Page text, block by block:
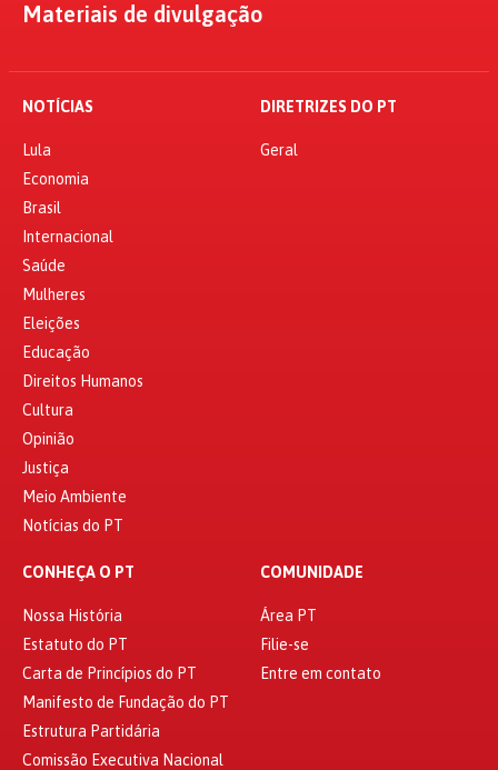
Materiais de divulgação
NOTÍCIAS
Lula
Economia
Brasil
Internacional
Saúde
Mulheres
Eleições
Educação
Direitos Humanos
Cultura
Opinião
Justiça
Meio Ambiente
Notícias do PT
DIRETRIZES DO PT
Geral
CONHEÇA O PT
Nossa História
Estatuto do PT
Carta de Princípios do PT
Manifesto de Fundação do PT
Estrutura Partidária
Comissão Executiva Nacional
COMUNIDADE
Área PT
Filie-se
Entre em contato